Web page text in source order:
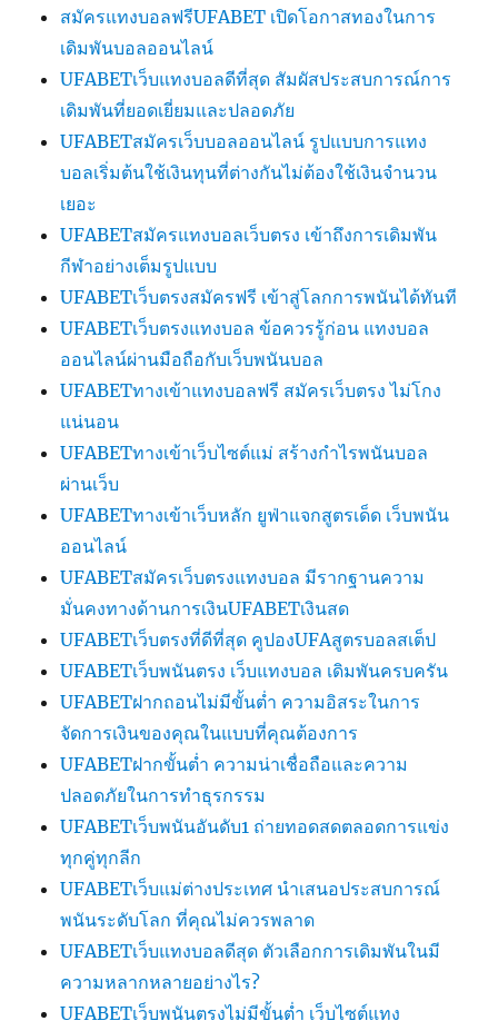
สมัครแทงบอลฟรีUFABET เปิดโอกาสทองในการ
เดิมพันบอลออนไลน์
UFABETเว็บแทงบอลดีที่สุด สัมผัสประสบการณ์การ
เดิมพันที่ยอดเยี่ยมและปลอดภัย
UFABETสมัครเว็บบอลออนไลน์ รูปแบบการแทง
บอลเริ่มต้นใช้เงินทุนที่ต่างกันไม่ต้องใช้เงินจำนวน
เยอะ
UFABETสมัครแทงบอลเว็บตรง เข้าถึงการเดิมพัน
กีฬาอย่างเต็มรูปแบบ
UFABETเว็บตรงสมัครฟรี เข้าสู่โลกการพนันได้ทันที
UFABETเว็บตรงแทงบอล ข้อควรรู้ก่อน แทงบอล
ออนไลน์ผ่านมือถือกับเว็บพนันบอล
UFABETทางเข้าแทงบอลฟรี สมัครเว็บตรง ไม่โกง
แน่นอน
UFABETทางเข้าเว็บไซต์แม่ สร้างกำไรพนันบอล
ผ่านเว็บ
UFABETทางเข้าเว็บหลัก ยูฟ่าแจกสูตรเด็ด เว็บพนัน
ออนไลน์
UFABETสมัครเว็บตรงแทงบอล มีรากฐานความ
มั่นคงทางด้านการเงินUFABETเงินสด
UFABETเว็บตรงที่ดีที่สุด คูปองUFAสูตรบอลสเต็ป
UFABETเว็บพนันตรง เว็บแทงบอล เดิมพันครบครัน
UFABETฝากถอนไม่มีขั้นต่ำ ความอิสระในการ
จัดการเงินของคุณในแบบที่คุณต้องการ
UFABETฝากขั้นต่ำ ความน่าเชื่อถือและความ
ปลอดภัยในการทำธุรกรรม
UFABETเว็บพนันอันดับ1 ถ่ายทอดสดตลอดการแข่ง
ทุกคู่ทุกลีก
UFABETเว็บแม่ต่างประเทศ นำเสนอประสบการณ์
พนันระดับโลก ที่คุณไม่ควรพลาด
UFABETเว็บแทงบอลดีสุด ตัวเลือกการเดิมพันในมี
ความหลากหลายอย่างไร?
UFABETเว็บพนันตรงไม่มีขั้นต่ำ เว็บไซต์แทง